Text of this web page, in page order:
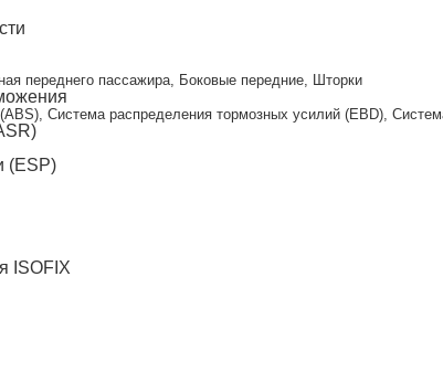
переднего пассажира, Боковые передние, Шторки
Система распределения тормозных усилий (EBD),
(ESP)
ISOFIX